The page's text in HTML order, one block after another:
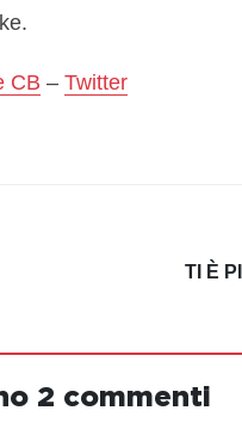
CB – Twitter
TI È
2 commenti